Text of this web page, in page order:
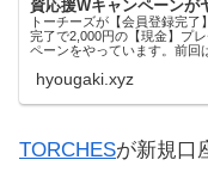
資応援Wキャンペーンが
トーチーズが【会員登録完
完了で2,000円の【現金】プ
ペーンをやっています。前回
hyougaki.xyz
TORCHESが新規口